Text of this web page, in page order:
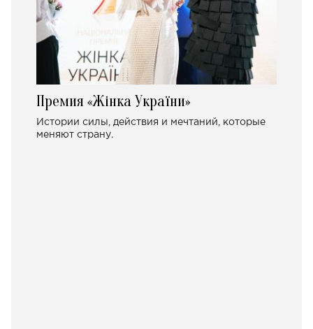
Премия «Жінка України»
Истории силы, действия и мечтаний, которые
меняют страну.